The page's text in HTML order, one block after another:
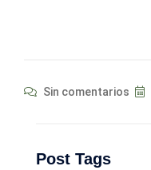
Sin comentarios
Post Tags